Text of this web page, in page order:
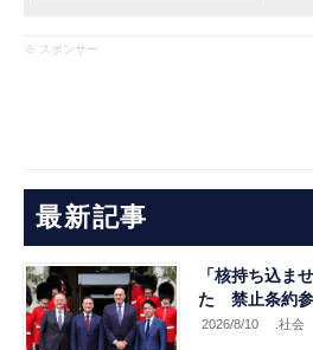
※ スポンサー
最新記事
「核持ち込ま
た 禁止条約
2026/8/10 .社会